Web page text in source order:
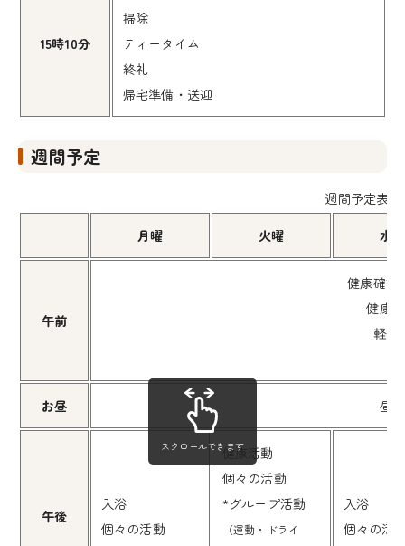
15時10分
掃除
ティータイム
終礼
帰宅準備・送迎
週間予定
週間予定表
月曜 火曜 水曜
午前
健康確認
健康
軽作
お昼 昼食
午後
入浴
個々の活動
健康活動
個々の活動
*グループ活動
（運動・ドライ
入浴
個々の活
スクロールできます